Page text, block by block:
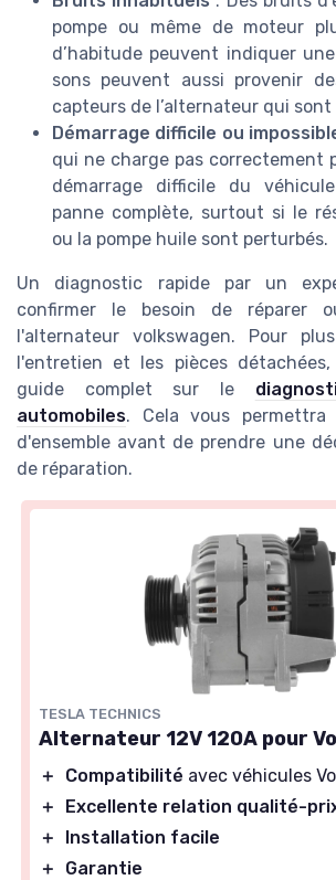
pompe ou même de moteur
d’habitude peuvent indiquer
sons peuvent aussi provenir
capteurs de l’alternateur qui sont
Démarrage difficile ou
qui ne charge pas correctement
démarrage difficile du
panne complète, surtout si le
ou la pompe huile sont perturbés.
Un diagnostic rapide par un
confirmer le besoin de réparer
l'alternateur volkswagen. Pour
l'entretien et les pièces
guide complet sur le
automobiles. Cela vous
d'ensemble avant de prendre une
de réparation.
TESLA TECHNICS
Alternateur 12V 120A pour
＋ Compatibilité avec véhicules
＋
Excellente relation qualité-
＋
Installation facile
＋
Garantie